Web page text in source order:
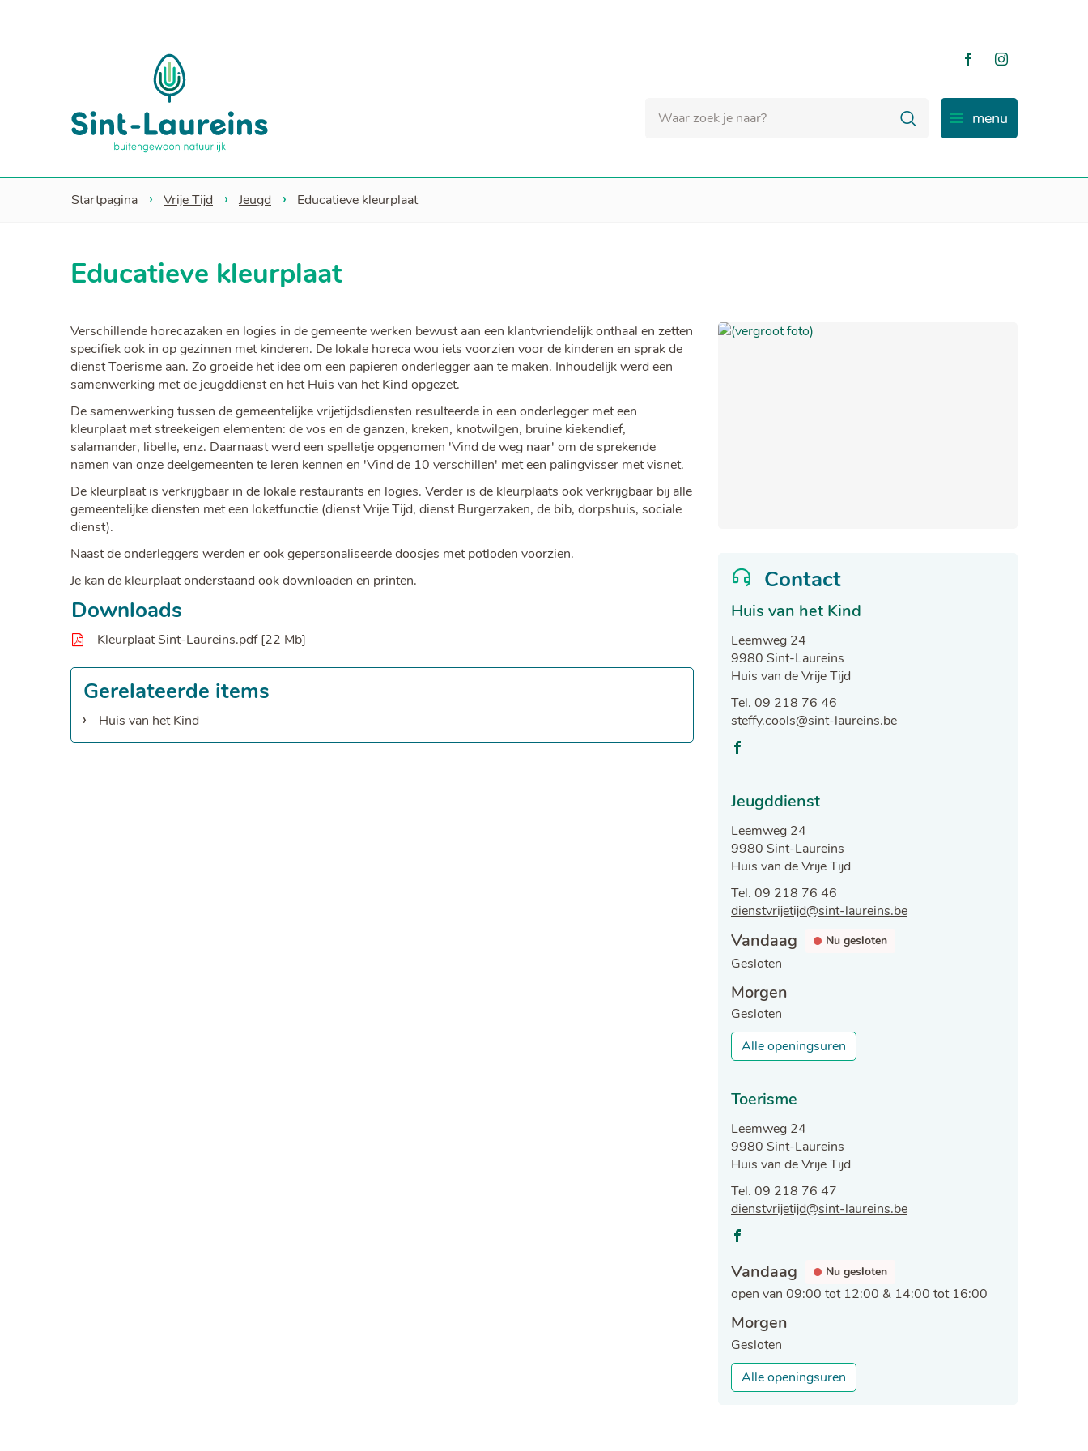
Volg ons
Facebook
Volg ons
Instagram
menu
zoek
Zoeken
Startpagina Vrije Tijd Jeugd Educatieve kleurplaat
Educatieve kleurplaat
Verschillende horecazaken en logies in de gemeente werken bewust aan een klantvriendelijk onthaal en zetten
specifiek ook in op gezinnen met kinderen. De lokale horeca wou iets voorzien voor de kinderen en sprak de
dienst Toerisme aan. Zo groeide het idee om een papieren onderlegger aan te maken. Inhoudelijk werd een
samenwerking met de jeugddienst en het Huis van het Kind opgezet.
De samenwerking tussen de gemeentelijke vrijetijdsdiensten resulteerde in een onderlegger met een
kleurplaat met streekeigen elementen: de vos en de ganzen, kreken, knotwilgen, bruine kiekendief,
salamander, libelle, enz. Daarnaast werd een spelletje opgenomen 'Vind de weg naar' om de sprekende
namen van onze deelgemeenten te leren kennen en 'Vind de 10 verschillen' met een palingvisser met visnet.
De kleurplaat is verkrijgbaar in de lokale restaurants en logies. Verder is de kleurplaats ook verkrijgbaar bij alle
gemeentelijke diensten met een loketfunctie (dienst Vrije Tijd, dienst Burgerzaken, de bib, dorpshuis, sociale
dienst).
Naast de onderleggers werden er ook gepersonaliseerde doosjes met potloden voorzien.
Je kan de kleurplaat onderstaand ook downloaden en printen.
Downloads
Kleurplaat Sint-Laureins.pdf 22 Mb
Gerelateerde items
Huis van het Kind
Contact
Huis van het Kind
Adres
Leemweg 24
,9980 Sint-Laureins
Huis van de Vrije Tijd
Tel. 09 218 76 46
E-
mail
steffy.cools@sint-laureins.be
Huis
van
Kind
Jeugddienst
Adres
Leemweg 24
,9980 Sint-Laureins
Huis van de Vrije Tijd
Tel. 09 218 76 46
E-
dienstvrijetijd@sint-laureins.be
Openingsuren
Vandaag Nu gesloten
Gesloten
Morgen
Gesloten
Alle openingsuren
Toerisme
Adres
Leemweg 24
,9980 Sint-Laureins
Huis van de Vrije Tijd
Tel. 09 218 76 47
E-
mail
dienstvrijetijd@sint-laureins.be
Toerisme
Openingsuren
Vandaag Nu gesloten
open van 09:00 tot 12:00 & 14:00 tot 16:00
Morgen
Gesloten
Alle openingsuren